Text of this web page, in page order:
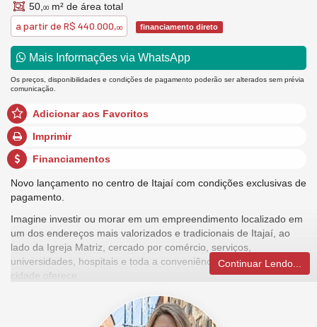
50, 00 m² de área total
a partir de R$ 440.000,00 financiamento direto
Mais Informações via WhatsApp
Os preços, disponibilidades e condições de pagamento poderão ser alterados sem prévia
comunicação.
Adicionar aos Favoritos
Imprimir
Financiamentos
Novo lançamento no centro de Itajaí com condições exclusivas de
pagamento.
Imagine investir ou morar em um empreendimento localizado em
um dos endereços mais valorizados e tradicionais de Itajaí, ao
lado da Igreja Matriz, cercado por comércio, serviços,
universidades, hospitais e toda a conveniência que o centro da
cidade oferece.
Com Registro de Incorporação já emitido, este novo lançamento
foi desenvolvido para quem busca praticidade, mobilidade e
Continuar Lendo...